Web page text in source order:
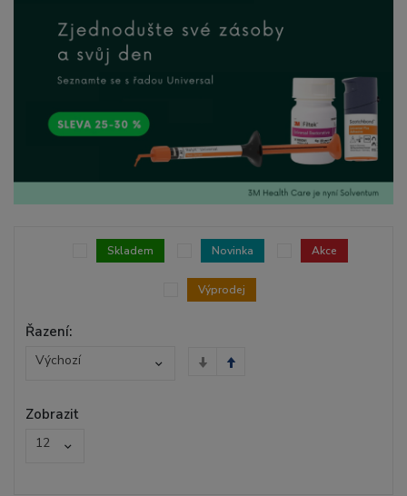
Skladem Novinka Akce
Výprodej
Řazení:
Výchozí
Zobrazit
12